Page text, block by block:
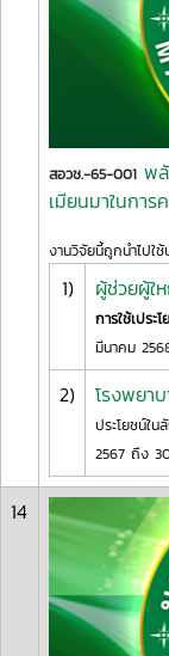
สอวช.-65-001 พ
เมียนมาในการ
งานวิจัยนี้ถูกนำไปใ
1) ผู้ช่วยผู้ใ
การใช้เประ
มีนาคม
2) โรงพยา
ประโยชน์ใ
2567 ถึง
14